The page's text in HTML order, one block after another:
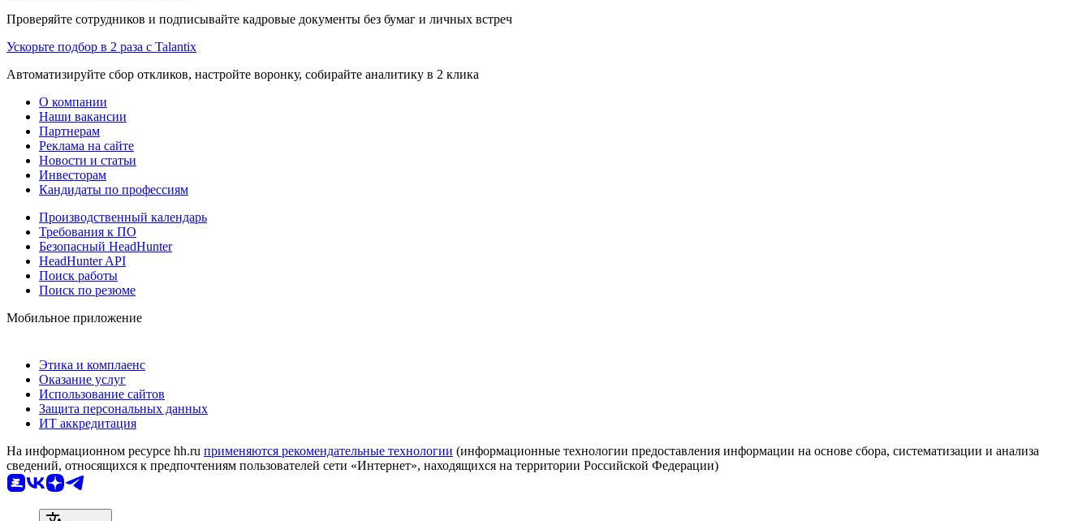
Проверяйте сотрудников и подписывайте кадровые документы без бумаг и личных встреч
Ускорьте подбор в 2 раза с Talantix
Автоматизируйте сбор откликов, настройте воронку, собирайте аналитику в 2 клика
О компании
Наши вакансии
Партнерам
Реклама на сайте
Новости и статьи
Инвесторам
Кандидаты по профессиям
Производственный календарь
Требования к ПО
Безопасный HeadHunter
HeadHunter API
Поиск работы
Поиск по резюме
Мобильное приложение
Этика и комплаенс
Оказание услуг
Использование сайтов
Защита персональных данных
ИТ аккредитация
На информационном ресурсе hh.ru применяются рекомендательные технологии (информационные технологии предоставления информации на основе сбора, систематизации и анализа
сведений, относящихся к предпочтениям пользователей сети «Интернет», находящихся на территории Российской Федерации)